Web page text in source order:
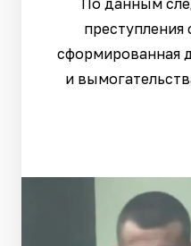
По данным
преступления
сформированная
и